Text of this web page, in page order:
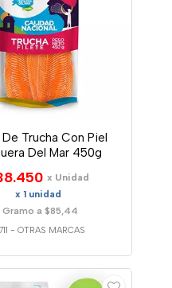
Trucha Con Piel
Del Mar 450g
x Unidad
x 1 unidad
Gramo a $85,44
-OTRAS MARCAS